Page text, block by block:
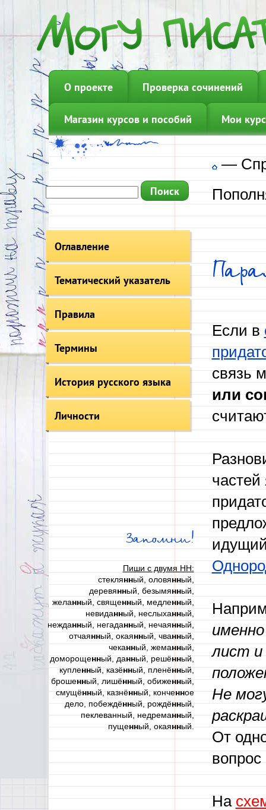
О проекте Проверка сочинений
Магазин курсов и пособий Мои
Оглавление
Тематический указатель
Правила
Термины
История русского языка
Личности
Запомни!
Пиши с двумя НН:
стеклянный, оловянный,
деревянный, безымянный,
желанный, священный, медленный,
невиданный, неслыханный,
нежданный, негаданный, нечаянный,
отчаянный, окаянный, чванный,
чеканный, жеманный,
доморощенный, данный, решённый,
купленный, казённый, пленённый,
брошенный, лишённый, обиженный,
смущённый, казнённый, конченное
дело, побеждённый, рождённый,
пеклеванный, недреманный,
пущенный, окаянный.
—
Если в
связь
или
частей
лист и
Не
От
На